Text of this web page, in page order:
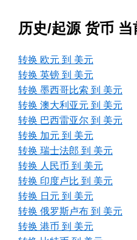
历史/起源 货币 当
转换 欧元 到 美元
转换 英镑 到 美元
转换 墨西哥比索 到 美元
转换 澳大利亚元 到 美元
转换 巴西雷亚尔 到 美元
转换 加元 到 美元
转换 瑞士法郎 到 美元
转换 人民币 到 美元
转换 印度卢比 到 美元
转换 日元 到 美元
转换 俄罗斯卢布 到 美元
转换 港币 到 美元